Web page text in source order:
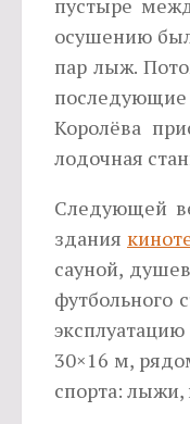
пустыре
осушению
пар лыж.
Королёва
лодочная
Следующей
здания
сауной,
футбольного
30×16 м,
спорта: